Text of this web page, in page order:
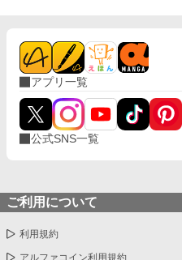
アプリ一覧
公式SNS一覧
ご利用について
利用規約
アルファコイン利用規約